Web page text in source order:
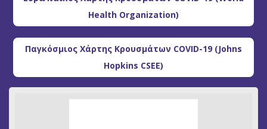
Health Organization)
Παγκόσμιος Χάρτης Κρουσμάτων COVID-19 (Johns
Hopkins CSEE)